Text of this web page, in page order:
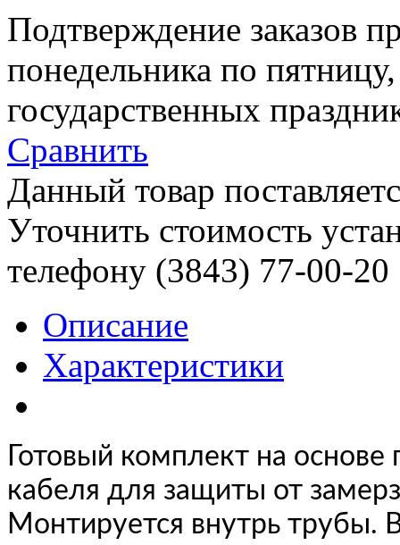
Подтверждение заказов
понедельника по
государственных
Сравнить
Данный товар
Уточнить стоимость
телефону (3843) 77-00-20
Описание
Характеристики
Готовый комплект на
кабеля для защиты от
Монтируется внутрь трубы.